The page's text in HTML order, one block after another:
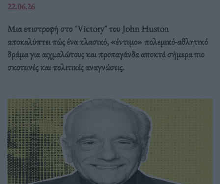
22.06.26
Μια επιστροφή στο "Victory" του John Huston
αποκαλύπτει πώς ένα κλασικό, «έντιμο» πολεμικό-αθλητικό
δράμα για αιχμαλώτους και προπαγάνδα αποκτά σήμερα πιο
σκοτεινές και πολιτικές αναγνώσεις.